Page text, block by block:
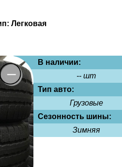
В наличии:
-- шт
Тип авто:
Грузовые
Сезонность шины:
Зимняя